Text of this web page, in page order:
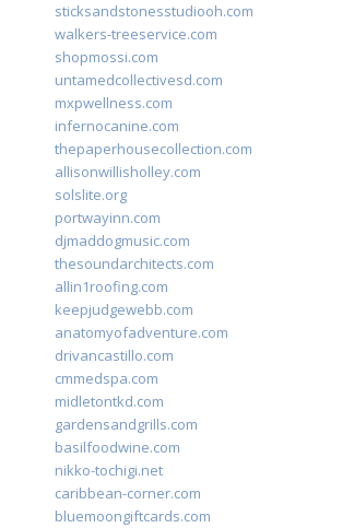
sticksandstonesstudiooh.com
walkers-treeservice.com
shopmossi.com
untamedcollectivesd.com
mxpwellness.com
infernocanine.com
thepaperhousecollection.com
allisonwillisholley.com
solslite.org
portwayinn.com
djmaddogmusic.com
thesoundarchitects.com
allin1roofing.com
keepjudgewebb.com
anatomyofadventure.com
drivancastillo.com
cmmedspa.com
midletontkd.com
gardensandgrills.com
basilfoodwine.com
nikko-tochigi.net
caribbean-corner.com
bluemoongiftcards.com